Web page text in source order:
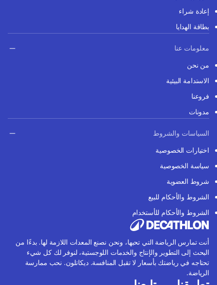
إعادة شراء
بطاقة الهدايا
معلومات عنا
من نحن
الاستدامة البيئية
فروعنا
مدونات
السياسات والشروط
اختيارات الخصوصية
سياسة الخصوصية
شروط العضوية
الشروط والأحكام للبيع
الشروط والأحكام للأستخدام
أنت تمارس الرياضة التي تحبها، ونحن نصنع المعدات اللازمة لها. بدءًا من
البحث إلى التطوير والإنتاج والخدمات اللوجستية، لنوفر لك كل شيء
تحتاجه في رياضتك بأسعار لا تقبل المنافسة. ديكاتلون. نحب ممارسة
الرياضة.